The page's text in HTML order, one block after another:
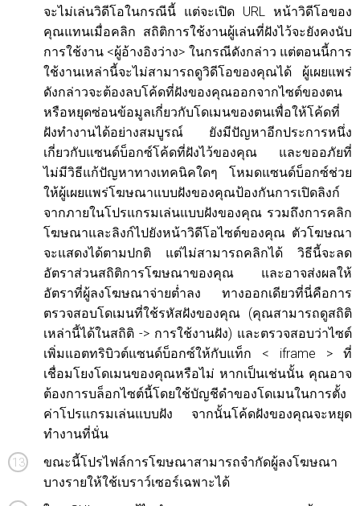
จะไม่เล่นวิดีโอในกรณีนี้ แต่จะเปิด URL หน้าวิดีโอของ
คุณแทนเมื่อคลิก สถิติการใช้งานผู้เล่นที่ฝังไว้จะยังคงนับ
การใช้งาน <ผู้อ้างอิงว่าง> ในกรณีดังกล่าว แต่ตอนนี้การ
ใช้งานเหล่านี้จะไม่สามารถดูวิดีโอของคุณได้ ผู้เผยแพร่
ดังกล่าวจะต้องลบโค้ดที่ฝังของคุณออกจากไซต์ของตน
หรือหยุดซ่อนข้อมูลเกี่ยวกับโดเมนของตนเพื่อให้โค้ดที่
ฝังทำงานได้อย่างสมบูรณ์ ยังมีปัญหาอีกประการหนึ่ง
เกี่ยวกับแซนด์บ็อกซ์โค้ดที่ฝังไว้ของคุณ และขออภัยที่
ไม่มีวิธีแก้ปัญหาทางเทคนิคใดๆ โหมดแซนด์บ็อกซ์ช่วย
ให้ผู้เผยแพร่โฆษณาแบบฝังของคุณป้องกันการเปิดลิงก์
จากภายในโปรแกรมเล่นแบบฝังของคุณ รวมถึงการคลิก
โฆษณาและลิงก์ไปยังหน้าวิดีโอไซต์ของคุณ ตัวโฆษณา
จะแสดงได้ตามปกติ แต่ไม่สามารถคลิกได้ วิธีนี้จะลด
อัตราส่วนสถิติการโฆษณาของคุณ และอาจส่งผลให้
อัตราที่ผู้ลงโฆษณาจ่ายต่ำลง ทางออกเดียวที่นี่คือการ
ตรวจสอบโดเมนที่ใช้รหัสฝังของคุณ (คุณสามารถดูสถิติ
เหล่านี้ได้ในสถิติ -> การใช้งานฝัง) และตรวจสอบว่าไซต์
เพิ่มแอตทริบิวต์แซนด์บ็อกซ์ให้กับแท็ก < iframe > ที่
เชื่อมโยงโดเมนของคุณหรือไม่ หากเป็นเช่นนั้น คุณอาจ
ต้องการบล็อกไซต์นี้โดยใช้บัญชีดำของโดเมนในการตั้ง
ค่าโปรแกรมเล่นแบบฝัง จากนั้นโค้ดฝังของคุณจะหยุด
ทำงานที่นั่น
ขณะนี้โปรไฟล์การโฆษณาสามารถจำกัดผู้ลงโฆษณา
บางรายให้ใช้เบราว์เซอร์เฉพาะได้